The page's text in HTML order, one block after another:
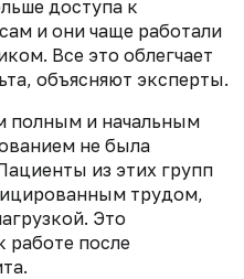
доступа к
и они чаще работали
Все это облегчает
объясняют эксперты.
полным и начальным
не была
из этих групп
трудом,
Это
работе после